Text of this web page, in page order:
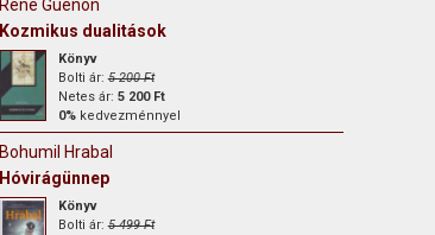
René Guénon
Kozmikus dualitások
Könyv
Bolti ár:5 200 Ft
Netes ár: 5 200 Ft
0%kedvezménnyel
Bohumil Hrabal
Hóvirágünnep
Könyv
Bolti ár:5 499 Ft